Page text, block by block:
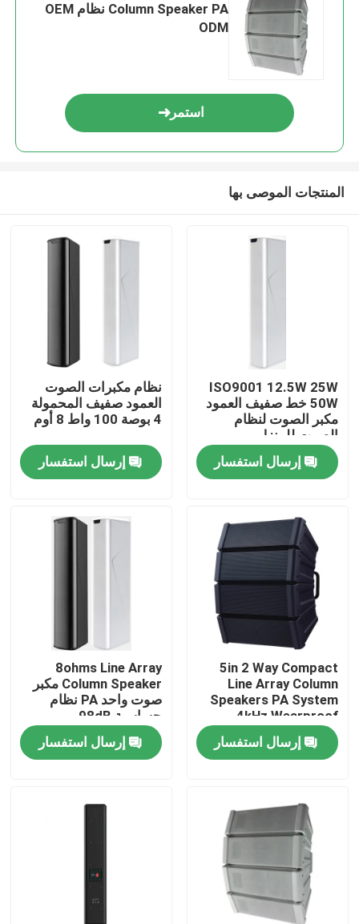
بيت
أشرطة فيديو
معلومات عنا
جولة في المعمل
رقابة جودة
اتصل بنا
أخبار
حالات
مضخم نظام PA
Column Speaker PA نظام OEM
ODM
استمر
المنتجات الموصى بها
ISO9001 12.5W 25W
50W خط صفيف العمود
مكبر الصوت لنظام
الصوت للمنزل
إرسال استفسار
نظام مكبرات الصوت
العمود صفيف المحمولة
4 بوصة 100 واط 8 أوم
إرسال استفسار
5in 2 Way Compact
Line Array Column
Speakers PA System
4kHz Wearproof
إرسال استفسار
8ohms Line Array
Column Speaker مكبر
صوت واحد PA نظام
حساسية 98dB
إرسال استفسار